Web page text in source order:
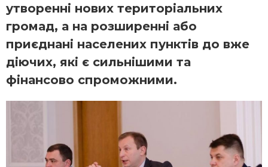
утворенні нових територіальних
громад, а на розширенні або
приєднані населених пунктів до вже
діючих, які є сильнішими та
фінансово спроможними.